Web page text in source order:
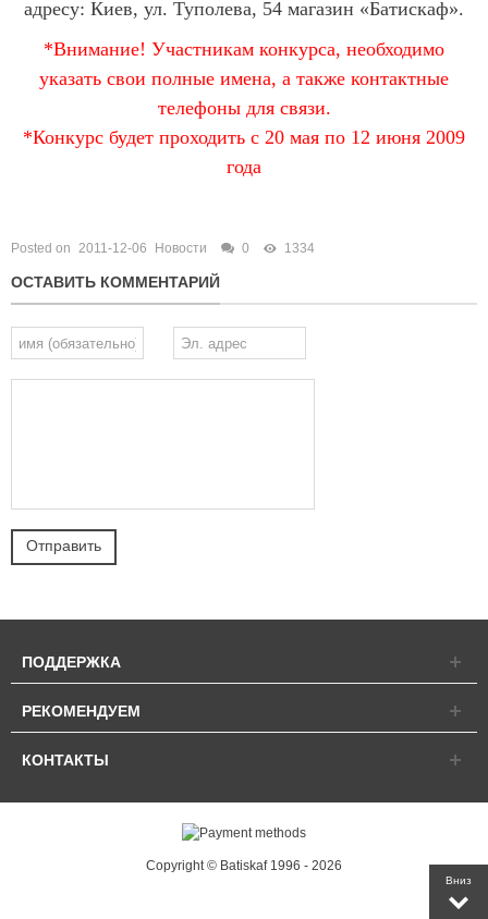
Вниз
адресу: Киев, ул. Туполева, 54 магазин «Батискаф».
*Внимание! Участникам конкурса, необходимо
указать свои полные имена, а также контактные
телефоны для связи.
*Конкурс будет проходить с 20 мая по 12 июня 2009
года
Posted on 2011-12-06 Новости 0 1334
ОСТАВИТЬ КОММЕНТАРИЙ
ПОДДЕРЖКА
РЕКОМЕНДУЕМ
КОНТАКТЫ
Copyright © Batiskaf 1996 - 2026